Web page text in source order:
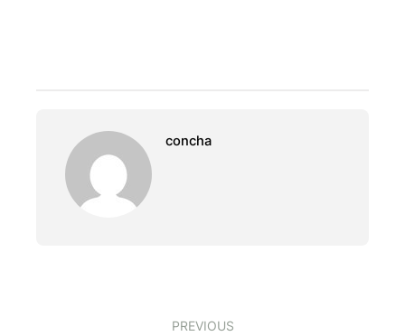
concha
PREVIOUS